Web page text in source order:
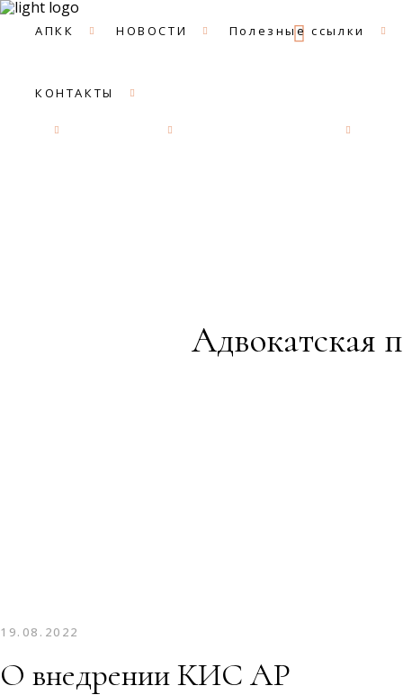
09:00
АПКК НОВОСТИ Полезные ссылки
КОНТАКТЫ
Адвокатская
19.08.2022
О внедрении КИС АР